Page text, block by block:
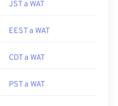
JST a WAT
EEST a WAT
CDT a WAT
PST a WAT